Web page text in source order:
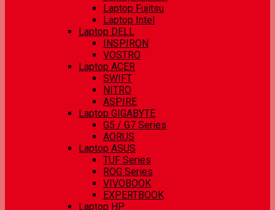
Laptop Fujitsu
Laptop Intel
Laptop DELL
INSPIRON
VOSTRO
Laptop ACER
SWIFT
NITRO
ASPIRE
Laptop GIGABYTE
G5 / G7 Series
AORUS
Laptop ASUS
TUF Series
ROG Series
VIVOBOOK
EXPERTBOOK
Laptop HP